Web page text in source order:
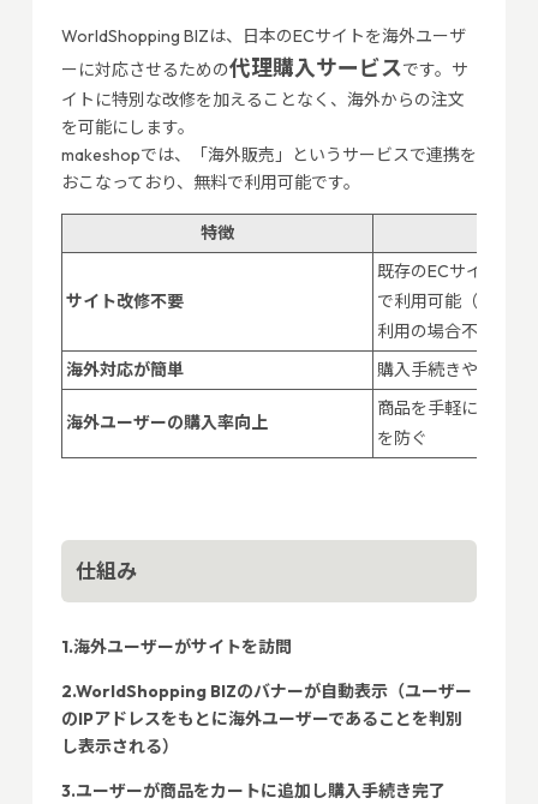
WorldShopping BIZは、日本のECサイトを海外ユーザ
ーに対応させるための代理購入サービスです。サ
イトに特別な改修を加えることなく、海外からの注文
を可能にします。
makeshopでは、「海外販売」というサービスで連携を
おこなっており、無料で利用可能です。
特徴
サイト改修不要
既存のECサイトに
で利用可能（
利用の場合不要）
海外対応が簡単
購入手続きや決済、
海外ユーザーの購入率向上
商品を手軽に購入で
を防ぐ
仕組み
1.海外ユーザーがサイトを訪問
2.WorldShopping BIZのバナーが自動表示（ユーザー
のIPアドレスをもとに海外ユーザーであることを判別
し表示される）
3.ユーザーが商品をカートに追加し購入手続き完了